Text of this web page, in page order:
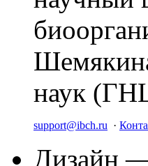
наук
support@ibch.ru ·
Дизайн